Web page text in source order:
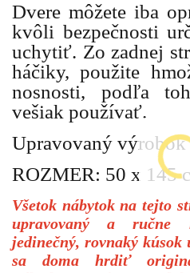
Dvere môžete iba
kvôli bezpečnosti
uchytiť. Zo zadnej
háčiky, použite
nosnosti, podľa
vešiak používať.
Upravovaný výrobok
ROZMER: 50 x 145
Všetok nábytok na tejto
upravovaný a ručne
jedinečný, rovnaký kúsok
sa doma hrdiť